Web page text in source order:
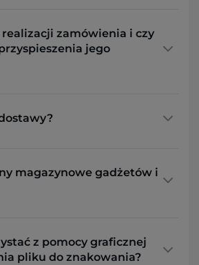
zamówienia i czy
jego
magazynowe gadżetów i
z pomocy graficznej
pliku do znakowania?